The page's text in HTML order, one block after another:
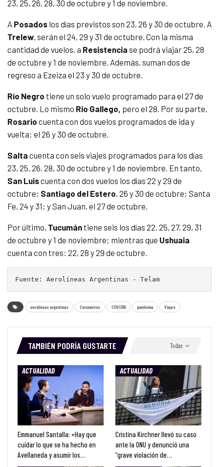
23, 25, 26, 28, 30 de octubre y 1 de noviembre.
A Posados los días previstos son 23, 26 y 30 de octubre. A
Trelew, serán el 24, 29 y 31 de octubre. Con la misma
cantidad de vuelos, a Resistencia se podrá viajar 25, 28
de octubre y 1 de noviembre. Además, suman dos de
regreso a Ezeiza el 23 y 30 de octubre.
Río Negro tiene un solo vuelo programado para el 27 de
octubre. Lo mismo Rio Gallego, pero el 28. Por su parte,
Rosario cuenta con dos vuelos programados de ida y
vuelta: el 26 y 30 de octubre.
Salta cuenta con seis viajes programados para los días
23, 25, 26, 28, 30 de octubre y 1 de noviembre. En tanto,
San Luiscuenta con dos vuelos los días 22 y 29 de
octubre; Santiago del Estero, 26 y 30 de octubre; Santa
Fe, 24 y 31; y San Juan, el 27 de octubre.
Por último, Tucumán tiene seis los días 22, 25, 27, 29, 31
de octubre y 1 de noviembre; mientras que Ushuaia
cuenta con tres: 22, 28 y 29 de octubre.
Fuente: Aerolíneas Argentinas - Telam
aerolíneas argentinas Coronavirus COVID19 pandemia Viajes
Todas
TAMBIÉN PODRÍA GUSTARTE
ACTUALIDAD
Emmanuel Santalla: «Hay que
cuidar lo que se ha hecho en
Avellaneda y asumir los…
ACTUALIDAD
Cristina Kirchner llevó su caso
ante la ONU y denunció una
“grave violación de…